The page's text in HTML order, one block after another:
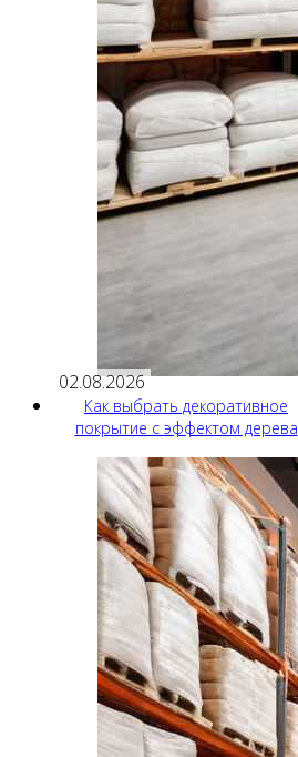
02.08.2026
Как выбрать декоративное
покрытие с эффектом дерева